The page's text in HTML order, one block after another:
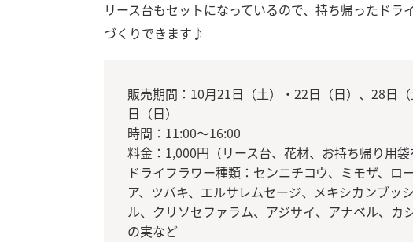
リース台もセットになっているので、持ち帰ったド
づくりできます♪
販売期間：10月21日（土）・22日（日）、28日
日（日）
時間：11:00～16:00
料金：1,000円（リース台、花材、お持ち帰り用袋
ドライフラワー種類：センニチコウ、ミモザ、ロ
ア、ツバキ、エルサレムセージ、メキシカンブッ
ル、クリソセファラム、アジサイ、アナベル、カ
の実など